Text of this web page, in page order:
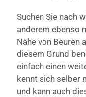
Suchen Sie nach
anderem ebenso
Nähe von Beuren
diesem Grund
einfach einen
kennt sich selber
und kann auch